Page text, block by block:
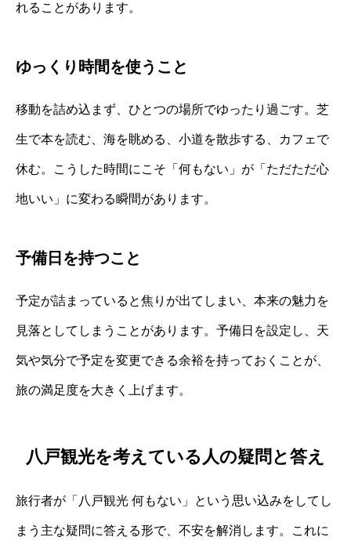
れることがあります。
ゆっくり時間を使うこと
移動を詰め込まず、ひとつの場所でゆったり過ごす。芝
生で本を読む、海を眺める、小道を散歩する、カフェで
休む。こうした時間にこそ「何もない」が「ただただ心
地いい」に変わる瞬間があります。
予備日を持つこと
予定が詰まっていると焦りが出てしまい、本来の魅力を
見落としてしまうことがあります。予備日を設定し、天
気や気分で予定を変更できる余裕を持っておくことが、
旅の満足度を大きく上げます。
八戸観光を考えている人の疑問と答え
旅行者が「八戸観光 何もない」という思い込みをしてし
まう主な疑問に答える形で、不安を解消します。これに